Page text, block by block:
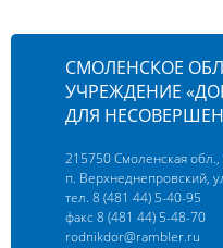
СМОЛЕНСКОЕ
УЧРЕЖДЕНИЕ
ДЛЯ
215750 Смоленская
п. Верхнеднепровский,
тел. 8 (481 44) 5-40-95
факс 8 (481 44) 5-48-70
rodnikdor@rambler.ru